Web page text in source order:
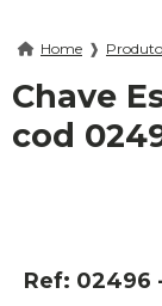
Home ❱
Chave
cod
Ref: 02496